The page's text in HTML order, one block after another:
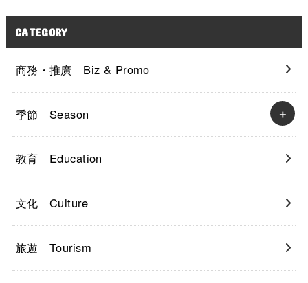
CATEGORY
商務・推廣 Biz & Promo
季節 Season
教育 Education
文化 Culture
旅遊 Tourism